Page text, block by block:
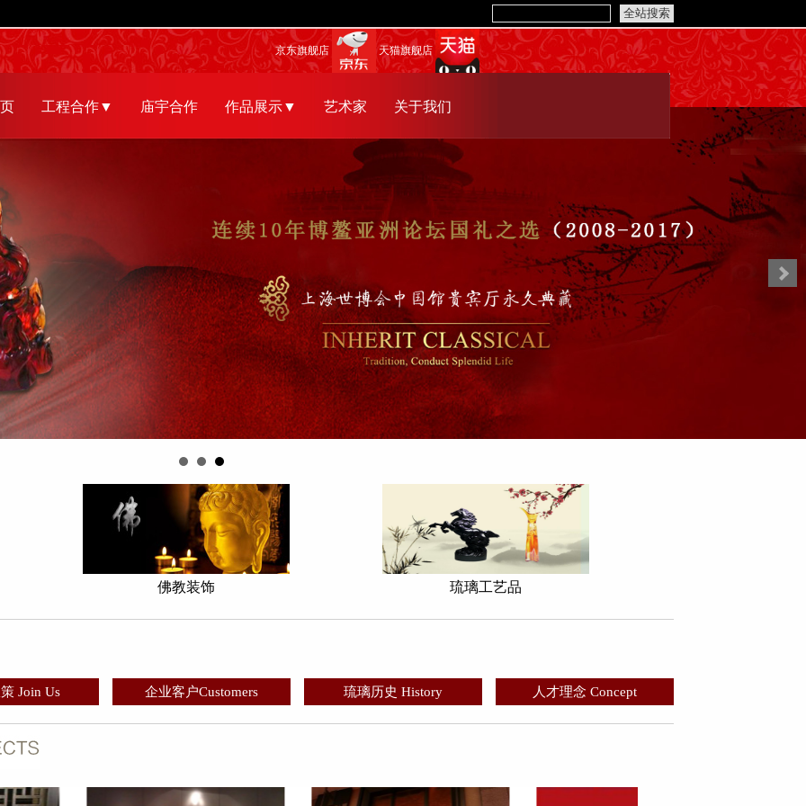
京东旗舰店 天猫旗舰店
工程合作▼ 庙宇合作 作品展示▼ 艺术家 关于我们
佛教装饰 琉璃工艺品
Join Us 企业客户Customers 琉璃历史 History 人才理念 Concept